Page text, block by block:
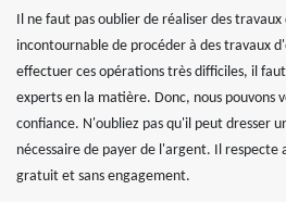
Il ne faut pas oublier de réaliser des
incontournable de procéder à des travaux
effectuer ces opérations très difficiles, il
experts en la matière. Donc, nous pouvons
confiance. N'oubliez pas qu'il peut dresser
nécessaire de payer de l'argent. Il respecte
gratuit et sans engagement.